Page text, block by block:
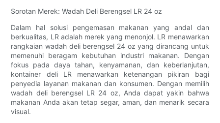
Sorotan Merek: Wadah Deli Berengsel LR 24 oz
Dalam hal solusi pengemasan makanan yang andal dan
berkualitas, LR adalah merek yang menonjol. LR menawarkan
rangkaian wadah deli berengsel 24 oz yang dirancang untuk
memenuhi beragam kebutuhan industri makanan. Dengan
fokus pada daya tahan, kenyamanan, dan keberlanjutan,
kontainer deli LR menawarkan ketenangan pikiran bagi
penyedia layanan makanan dan konsumen. Dengan memilih
wadah deli berengsel LR 24 oz, Anda dapat yakin bahwa
makanan Anda akan tetap segar, aman, dan menarik secara
visual.